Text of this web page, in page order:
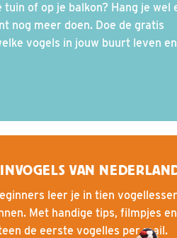
of op je balkon? Hang je wel
nog meer doen. Doe de gratis
vogels in jouw buurt leven
VAN
leer je in tien
Met handige tips, filmpjes en
de eerste vogelles per mail.